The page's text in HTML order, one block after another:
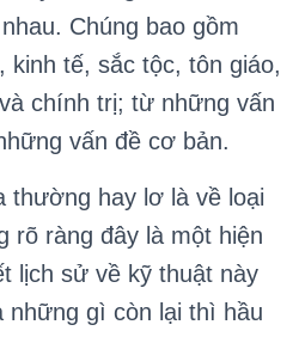
Chúng bao gồm
kinh tế, sắc tộc, tôn giáo,
chính trị; từ những vấn
vấn đề cơ bản.
hay lơ là về loại
rõ ràng đây là một hiện
lịch sử về kỹ thuật này
những gì còn lại thì hầu